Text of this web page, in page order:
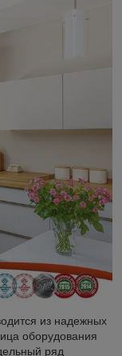
из надежных
оборудования
ряд